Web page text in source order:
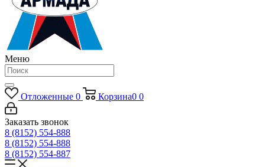
Меню
Отложенные 0 Корзина0 0
Заказать звонок
8 (8152) 554-888
8 (8152) 554-888
8 (8152) 554-887